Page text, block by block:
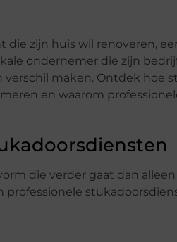
die zijn huis wil renoveren,
ondernemer die zijn
maken. Ontdek hoe
en waarom
die verder gaat dan
professionele